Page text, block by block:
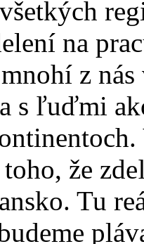
na
z
s ľuďmi
že
Tu